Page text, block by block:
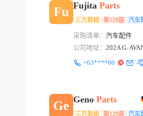
Fu Fujita Parts
三方数据 第129届 汽车
采购清单： 汽车配件
公司地址： 202A G.
+63****60
-
Ge Geno Parts
三方数据 第129届 汽车